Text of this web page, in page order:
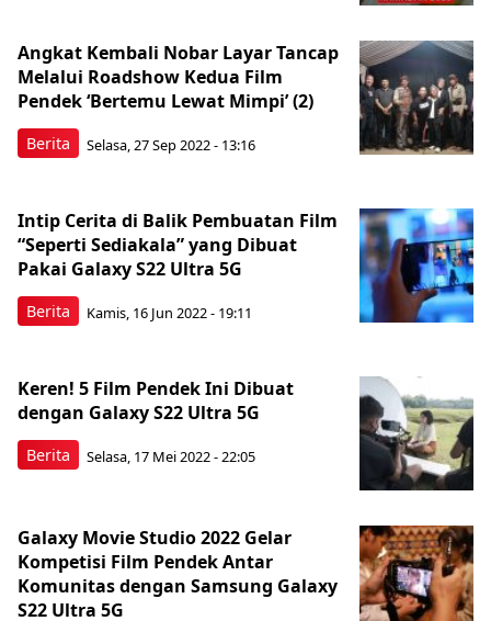
Berita
Angkat Kembali Nobar Layar Tancap
Melalui Roadshow Kedua Film
Pendek ‘Bertemu Lewat Mimpi’ (2)
Selasa, 27 Sep 2022 - 13:16
Berita
Intip Cerita di Balik Pembuatan Film
“Seperti Sediakala” yang Dibuat
Pakai Galaxy S22 Ultra 5G
Kamis, 16 Jun 2022 - 19:11
Berita
Keren! 5 Film Pendek Ini Dibuat
dengan Galaxy S22 Ultra 5G
Selasa, 17 Mei 2022 - 22:05
Galaxy Movie Studio 2022 Gelar
Kompetisi Film Pendek Antar
Komunitas dengan Samsung Galaxy
S22 Ultra 5G